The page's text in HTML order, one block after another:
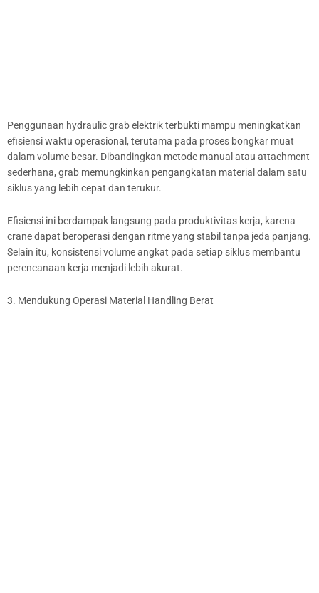
Penggunaan hydraulic grab elektrik terbukti mampu meningkatkan
efisiensi waktu operasional, terutama pada proses bongkar muat
dalam volume besar. Dibandingkan metode manual atau attachment
sederhana, grab memungkinkan pengangkatan material dalam satu
siklus yang lebih cepat dan terukur.
Efisiensi ini berdampak langsung pada produktivitas kerja, karena
crane dapat beroperasi dengan ritme yang stabil tanpa jeda panjang.
Selain itu, konsistensi volume angkat pada setiap siklus membantu
perencanaan kerja menjadi lebih akurat.
3. Mendukung Operasi Material Handling Berat